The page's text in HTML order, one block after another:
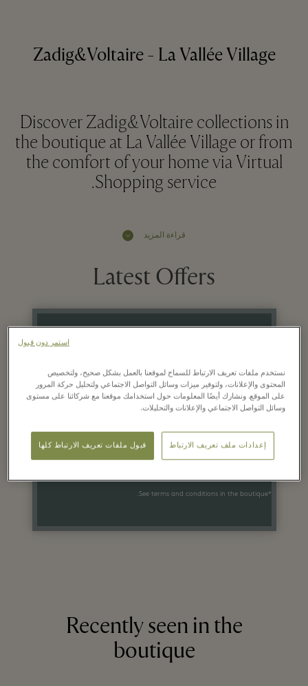
Zadig&Voltaire - La Vallée Village
Discover Zadig&Voltaire collections in
the boutique at La Vallée Village or from
the comfort of your home via Virtual
Shopping service.
قراءة المزيد
Latest Offers
Up to 50% off
a selection of items*
An additional 15% off when you
*See terms and conditions in the boutique.
Recently seen in the
boutique
نستخدم ملفات تعريف الارتباط للسماح لموقعنا بالعمل بشكل صحيح، ولتخصيص
المحتوى والإعلانات، ولتوفير ميزات وسائل التواصل الاجتماعي ولتحليل حركة المرور
على الموقع. ونشارك أيضًا المعلومات حول استخدامك موقعنا مع شركائنا على مستوى
وسائل التواصل الاجتماعي والإعلانات والتحليلات.
إعدادات ملف تعريف الارتباط قبول ملفات تعريف الارتباط كلها
استمر دون قبول